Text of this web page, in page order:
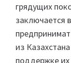
грядущих
заключается
из
поддержке их